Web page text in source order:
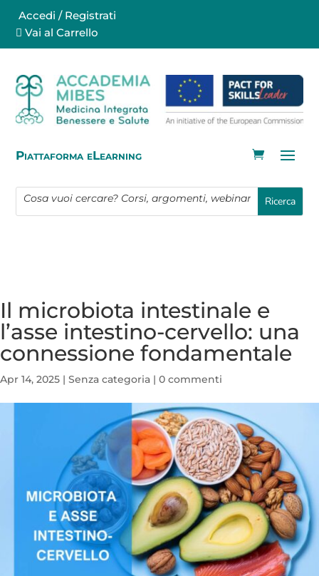
Accedi / Registrati
Vai al Carrello
Piattaforma eLearning
Il microbiota intestinale e
l’asse intestino-cervello: una
connessione fondamentale
Apr 14, 2025 | Senza categoria | 0 commenti